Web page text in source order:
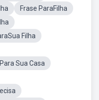
Frase ParaFilha
Filha
Sua Casa